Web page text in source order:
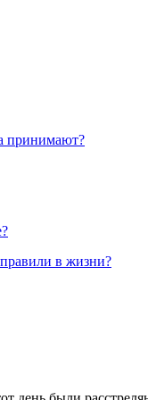
принимают?
в жизни?